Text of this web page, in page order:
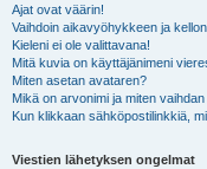
Ajat ovat väärin!
Vaihdoin aikavyöhykkeen ja
Kieleni ei ole valittavana!
Mitä kuvia on käyttäjänimeni
Miten asetan avataren?
Mikä on arvonimi ja miten
Kun klikkaan sähköpostilinkkiä,
Viestien lähetyksen ongelmat